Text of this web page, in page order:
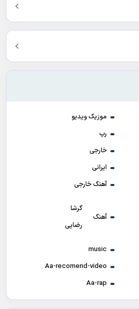
موزیک ویدیو
رپ
خارجی
ایرانی
آهنگ خارجی
آهنگ
گرشا
رضایی
music
Aa-recomend-video
Aa-rap